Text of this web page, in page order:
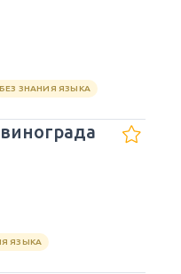
БЕЗ ЗНАНИЯ ЯЗЫКА
ЯЗЫКА